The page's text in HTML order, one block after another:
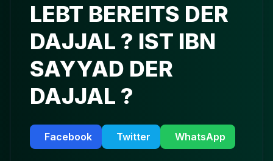
LEBT BEREITS DER
DAJJAL ? IST IBN
SAYYAD DER
DAJJAL ?
Facebook Twitter WhatsApp